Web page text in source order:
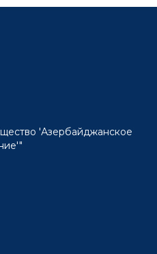
'Азербайджанское